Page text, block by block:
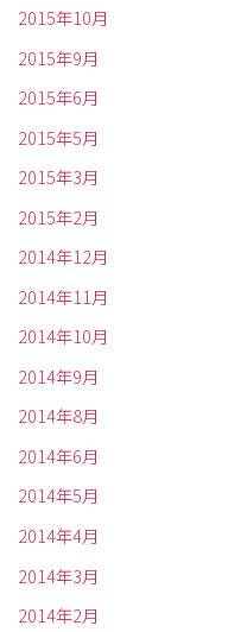
2015年10月
2015年9月
2015年6月
2015年5月
2015年3月
2015年2月
2014年12月
2014年11月
2014年10月
2014年9月
2014年8月
2014年6月
2014年5月
2014年4月
2014年3月
2014年2月